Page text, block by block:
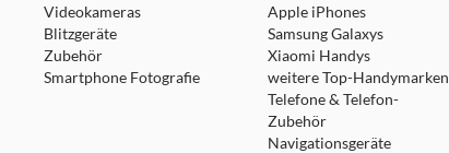
Videokameras
Blitzgeräte
Zubehör
Smartphone Fotografie
Apple iPhones
Samsung Galaxys
Xiaomi Handys
weitere Top-Handymarken
Telefone & Telefon-
Zubehör
Navigationsgeräte